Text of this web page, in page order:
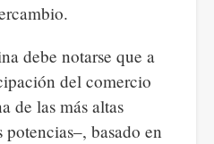
debe notarse que a
del comercio
de las más altas
basado en